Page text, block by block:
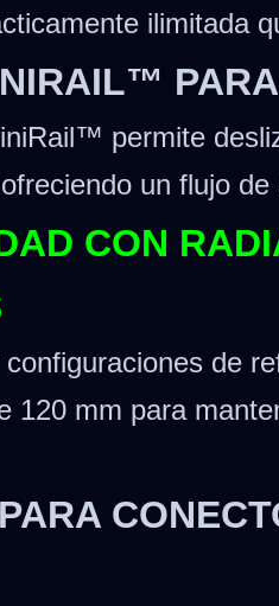
ilimitada
permite
un flujo
CON
de
120 mm para